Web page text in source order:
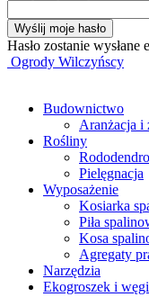
Hasło zostanie wysłane
Ogrody Wilczyńscy
Budownictwo
Aranżacja i
Rośliny
Pielęgnacja
Wyposażenie
Kosiarka
Piła
Kosa
Agregaty
Narzędzia
Ekogroszek i